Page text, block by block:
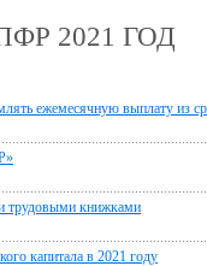
2021 ГОД
ежемесячную выплату из
трудовыми книжками
капитала в 2021 году